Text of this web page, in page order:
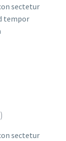
sectetur
tempor
sectetur